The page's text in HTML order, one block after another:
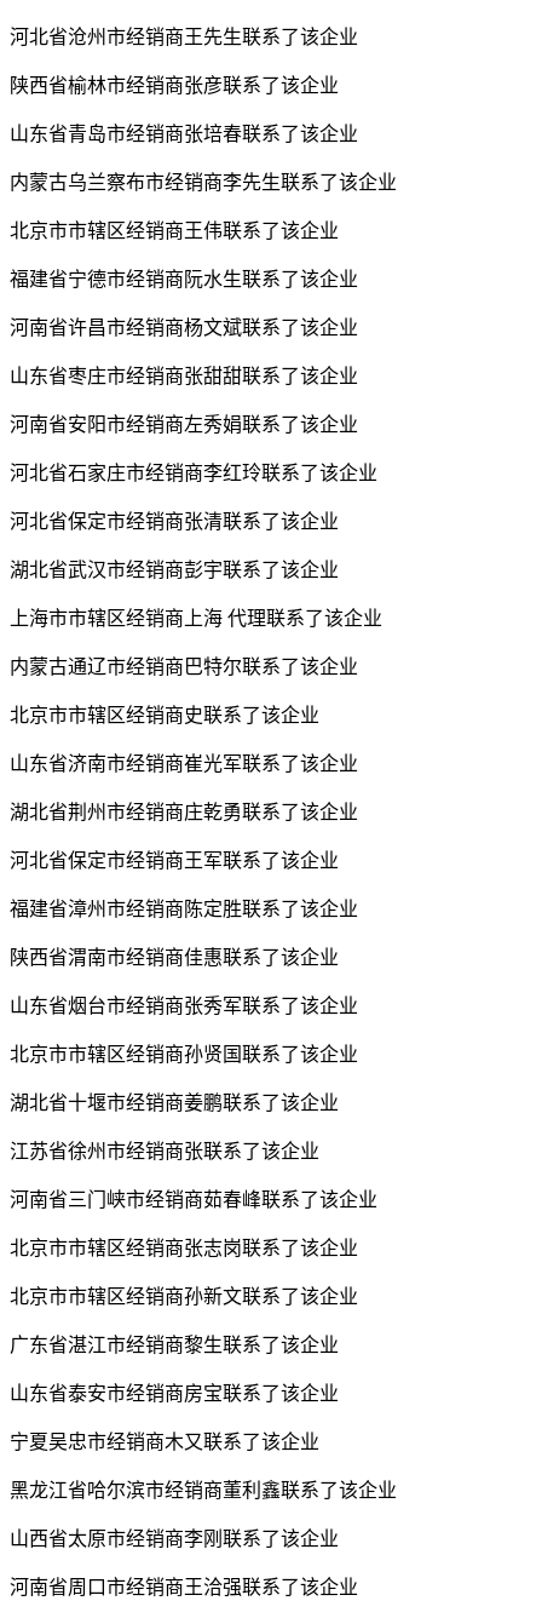
河北省沧州市经销商王先生联系了该企业
陕西省榆林市经销商张彦联系了该企业
山东省青岛市经销商张培春联系了该企业
内蒙古乌兰察布市经销商李先生联系了该企业
北京市市辖区经销商王伟联系了该企业
福建省宁德市经销商阮水生联系了该企业
河南省许昌市经销商杨文斌联系了该企业
山东省枣庄市经销商张甜甜联系了该企业
河南省安阳市经销商左秀娟联系了该企业
河北省石家庄市经销商李红玲联系了该企业
河北省保定市经销商张清联系了该企业
湖北省武汉市经销商彭宇联系了该企业
上海市市辖区经销商上海 代理联系了该企业
内蒙古通辽市经销商巴特尔联系了该企业
北京市市辖区经销商史联系了该企业
山东省济南市经销商崔光军联系了该企业
湖北省荆州市经销商庄乾勇联系了该企业
河北省保定市经销商王军联系了该企业
福建省漳州市经销商陈定胜联系了该企业
陕西省渭南市经销商佳惠联系了该企业
山东省烟台市经销商张秀军联系了该企业
北京市市辖区经销商孙贤国联系了该企业
湖北省十堰市经销商姜鹏联系了该企业
江苏省徐州市经销商张联系了该企业
河南省三门峡市经销商茹春峰联系了该企业
北京市市辖区经销商张志岗联系了该企业
北京市市辖区经销商孙新文联系了该企业
广东省湛江市经销商黎生联系了该企业
山东省泰安市经销商房宝联系了该企业
宁夏吴忠市经销商木又联系了该企业
黑龙江省哈尔滨市经销商董利鑫联系了该企业
山西省太原市经销商李刚联系了该企业
河南省周口市经销商王洽强联系了该企业